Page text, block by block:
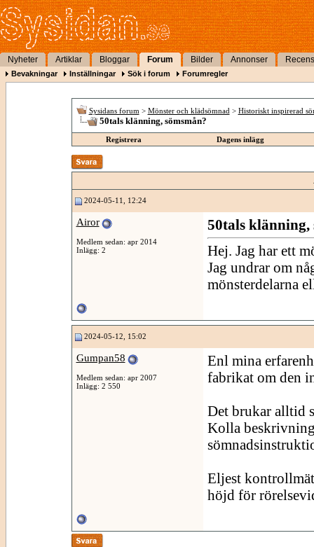
Nyheter Artiklar Bloggar Forum Bilder Annonser
Bevakningar Inställningar Sök i forum Forumregler
Sysidans forum > Mönster och klädsömnad > Historiskt inspirerad
50tals klänning, sömsmån?
Registrera Dagens inlägg
2024-05-11, 12:24
Airor
Medlem sedan: apr 2014
Inlägg: 2
50tals klänning,
Hej. Jag har ett
Jag undrar om
mönsterdelarna
2024-05-12, 15:02
Gumpan58
Medlem sedan: apr 2007
Inlägg: 2 550
Enl mina
fabrikat om den
Det brukar alltid
Kolla
Eljest
höjd för